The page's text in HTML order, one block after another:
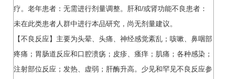
疗。老年患者：无需进行剂量调整。肝和/或肾功能不良患者：
未在此类患者人群中进行本品研究，尚无剂量建议。
【不良反应】主要为头晕、头痛、神经感觉紊乱；咳嗽、鼻咽部
疼痛；胃肠道反应和口腔溃疡；皮疹、瘙痒；肌痛；各种感染；
注射部位反应；发热、虚弱；肝酶升高。少见和罕见不良反应参